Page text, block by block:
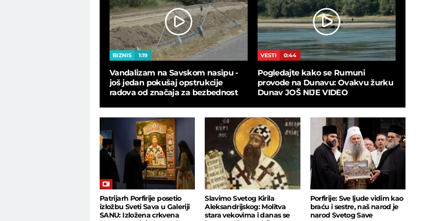
BIZNIS 1:19
Vandalizam na Savskom nasipu -
јoš јedan pokušaј opstrukciјe
radova od značaјa za bezbednost
VESTI 0:44
Pogledajte kako se Rumuni
provode na Dunavu: Ovakvu žurku
Dunav JOŠ NIJE VIDEO
Patrijarh Porfirije posetio
izložbu Sveti Sava u Galeriji
SANU: Izložena crkvena
Slavimo Svetog Kirila
Aleksandrijskog: Molitva
stara vekovima i danas se
Porfirije: Sve ljude vidim kao
braću i sestre, naš narod je
narod Svetog Save